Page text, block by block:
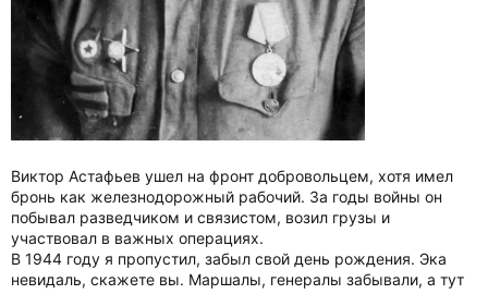
Виктор Астафьев ушел на фронт добровольцем, хотя имел
бронь как железнодорожный рабочий. За годы войны он
побывал разведчиком и связистом, возил грузы и
участвовал в важных операциях.
В 1944 году я пропустил, забыл свой день рождения. Эка
невидаль, скажете вы. Маршалы, генералы забывали, а тут